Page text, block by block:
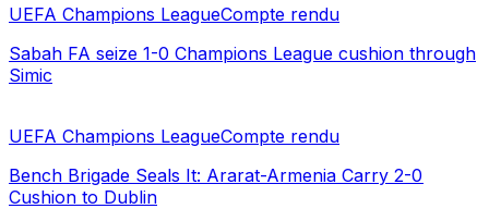
UEFA Champions LeagueCompte rendu
Sabah FA seize 1-0 Champions League cushion through
Simic
UEFA Champions LeagueCompte rendu
Bench Brigade Seals It: Ararat-Armenia Carry 2-0
Cushion to Dublin